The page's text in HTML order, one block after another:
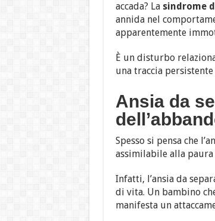
accada? La sindrome
annida nel
apparentemente
È un disturbo
una traccia
Ansia da
Spesso si pensa che
assimilabile alla paura
Infatti, l’ansia da
di vita. Un bambino
manifesta un